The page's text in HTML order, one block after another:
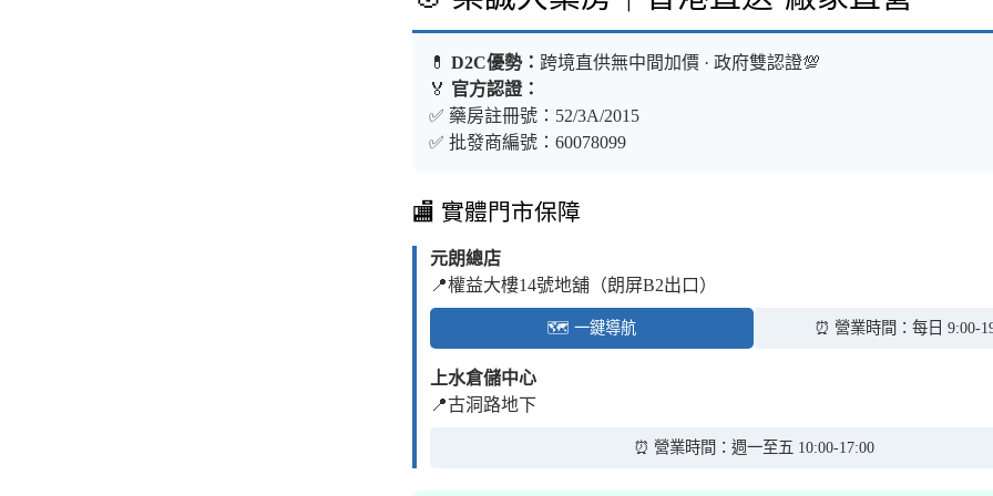
💊 D2C優勢： 跨境直供無中間加價 · 政府雙認證💯
🏅 官方認證：
✅ 藥房註冊號：52/3A/2015
✅ 批發商編號：60078099
🏬 實體門市保障
元朗總店
📍權益大樓14號地舖（朗屏B2出口）
🗺️ 一鍵導航 ⏰ 營業時間：每日 9:00-
上水倉儲中心
📍古洞路地下
⏰ 營業時間：週一至五 10:00-17:00